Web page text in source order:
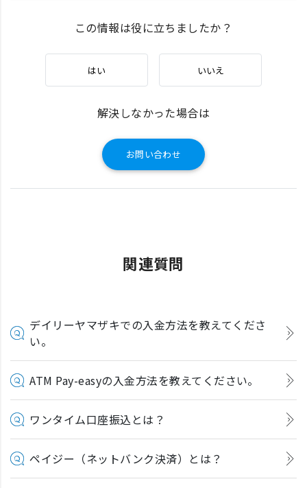
この情報は役に立ちましたか？
はい いいえ
解決しなかった場合は
お問い合わせ
関連質問
デイリーヤマザキでの入金方法を教えてくださ
い。
ATM Pay-easyの入金方法を教えてください。
ワンタイム口座振込とは？
ペイジー（ネットバンク決済）とは？